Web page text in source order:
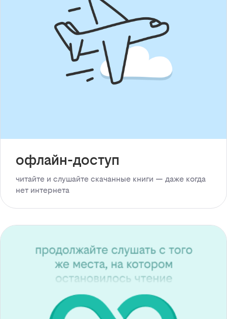
офлайн-доступ
читайте и слушайте скачанные книги — даже когда
нет интернета